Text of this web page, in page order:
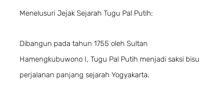
Menelusuri Jejak Sejarah Tugu Pal Putih:
Dibangun pada tahun 1755 oleh Sultan
Hamengkubuwono I, Tugu Pal Putih menjadi saksi bisu
perjalanan panjang sejarah Yogyakarta.